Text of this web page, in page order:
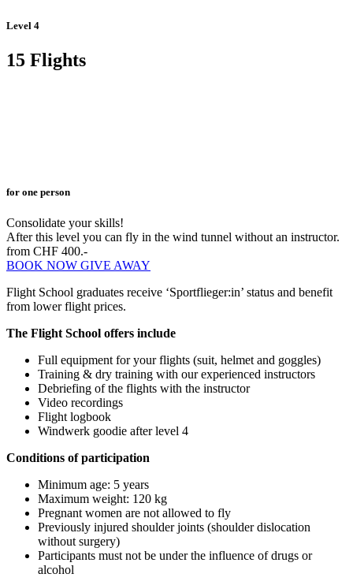
Level 4
15 Flights
for one person
Consolidate your skills!
After this level you can fly in the wind tunnel without an instructor.
from CHF 400.-
BOOK NOW GIVE AWAY
Flight School graduates receive ‘Sportflieger:in’ status and benefit
from lower flight prices.
The Flight School offers include
Full equipment for your flights (suit, helmet and goggles)
Training & dry training with our experienced instructors
Debriefing of the flights with the instructor
Video recordings
Flight logbook
Windwerk goodie after level 4
Conditions of participation
Minimum age: 5 years
Maximum weight: 120 kg
Pregnant women are not allowed to fly
Previously injured shoulder joints (shoulder dislocation
without surgery)
Participants must not be under the influence of drugs or
alcohol